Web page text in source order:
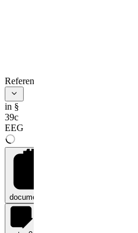
References
in §
39c
EEG
documents